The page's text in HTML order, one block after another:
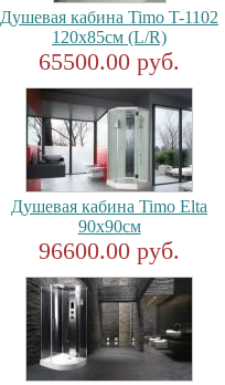
Душевая кабина Timo T-1102
120x85см (L/R)
65500.00 руб.
Душевая кабина Timo Elta
90x90см
96600.00 руб.